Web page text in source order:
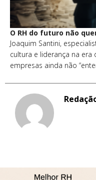
O RH do futuro não
Joaquim Santini,
cultura e liderança na
empresas ainda não